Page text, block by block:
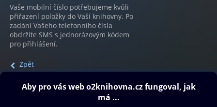
Vaše mobilní číslo potřebujeme kvůli
přiřazení položky do Vaší knihovny. Po
zadání Vašeho telefonního čísla
obdržíte SMS s jednorázovým kódem
pro přihlášení.
Zpět